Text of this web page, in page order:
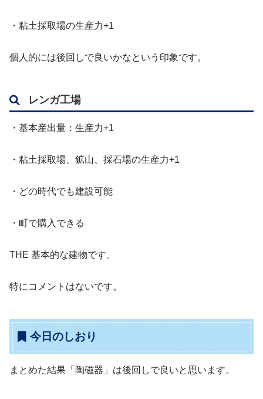
・粘土採取場の生産力+1
個人的には後回しで良いかなという印象です。
レンガ工場
・基本産出量：生産力+1
・粘土採取場、鉱山、採石場の生産力+1
・どの時代でも建設可能
・町で購入できる
THE 基本的な建物です。
特にコメントはないです。
今日のしおり
まとめた結果「陶磁器」は後回しで良いと思います。